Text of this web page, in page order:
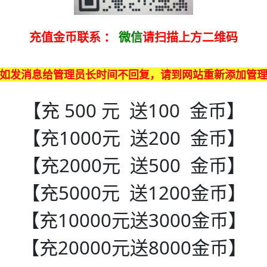
充值金币联系 ： 微信请扫描上方二维码
发消息给管理员长时间不回复，请到网站重新添加管
【充 500 元 送100 金币】
【充1000元 送200 金币】
【充2000元 送500 金币】
【充5000元 送1200金币】
【充10000元送3000金币】
【充20000元送8000金币】